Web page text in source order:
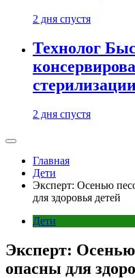
2 дня спустя
Технолог
2 дня спустя
Главная
Дети
Эксперт: Осенью
для здоровья детей
Дети
Эксперт:
опасны для